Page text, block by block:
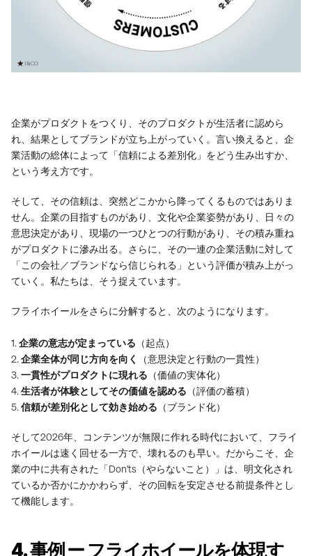
企業がプロダクトをつくり、そのプロダクトが生活者に認めら
れ、結果としてブランドが立ち上がっていく。言い換えると、企
業活動の総体によって「信頼による差別化」をどう生み出すか、
という考え方です。
そして、その信頼は、突然どこかから降ってくるものではありま
せん。企業の目指すものがあり、文化や企業姿勢があり、日々の
意思決定があり、現場の一つひとつの行動があり、その積み重ね
がプロダクトに滲み出る。さらに、その一連の企業活動に対して
「この会社／ブランドなら信じられる」という評価が積み上がっ
ていく。私たちは、そう捉えています。
フライホイールをさらに分解すると、次のようになります。
1. 企業の意志が定まっている （起点）
2. 企業全体が同じ方向を向く
（意思決定と行動の一貫性）
3. 一貫性がプロダクトに現れる （価値の実体化）
4. 生活者が体験としてその価値を認める （評価の蓄積）
5. 信頼が差別化として効き始める （ブランド化）
そして2026年、コンテンツが無限に作れる時代において、フライ
ホイールは速く回せる一方で、壊れるのも早い。だからこそ、企
業の中に共有された「Don'ts（やらないこと）」は、明文化され
ているか否かにかかわらず、その回転を安定させる前提条件とし
て機能します。
4. 事例 ー フライホイールを体現す